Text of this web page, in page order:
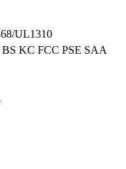
UL1310
KC FCC PSE SAA